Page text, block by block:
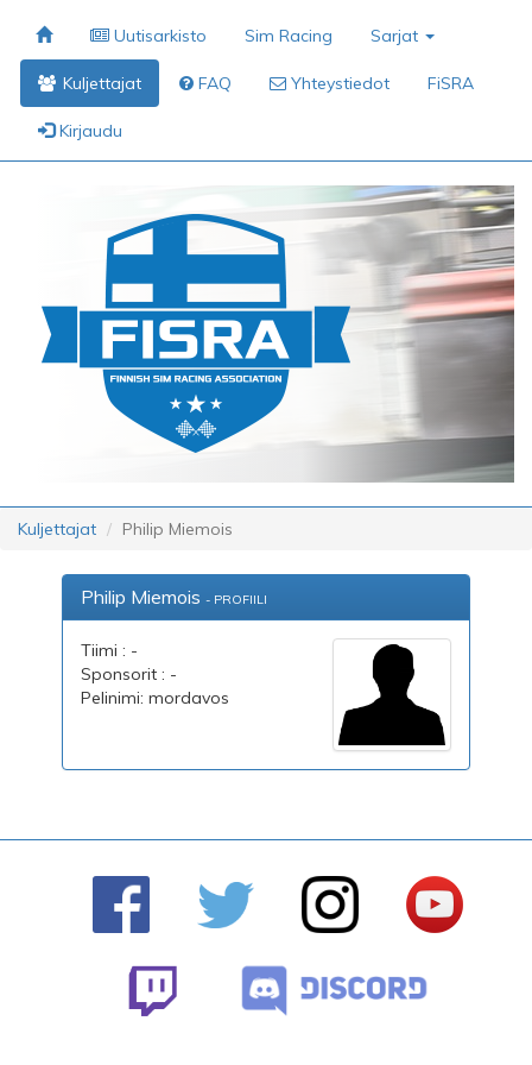
Uutisarkisto Sim Racing Sarjat
Kuljettajat FAQ Yhteystiedot FiSRA
Kirjaudu
Kuljettajat Philip Miemois
Philip Miemois - PROFIILI
Tiimi : -
Sponsorit : -
Pelinimi: mordavos